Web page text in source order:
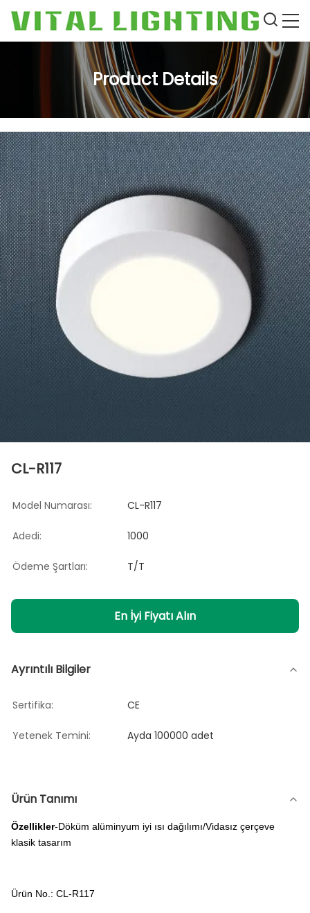
Product Details
CL-R117
Model Numarası: CL-R117
Adedi: 1000
Ödeme Şartları: T/T
En İyi Fiyatı Alın
Ayrıntılı Bilgiler
Sertifika: CE
Yetenek Temini: Ayda 100000 adet
Ürün Tanımı
Özellikler-Döküm alüminyum iyi ısı dağılımı/Vidasız çerçeve
klasik tasarım
Ürün No.: CL-R117